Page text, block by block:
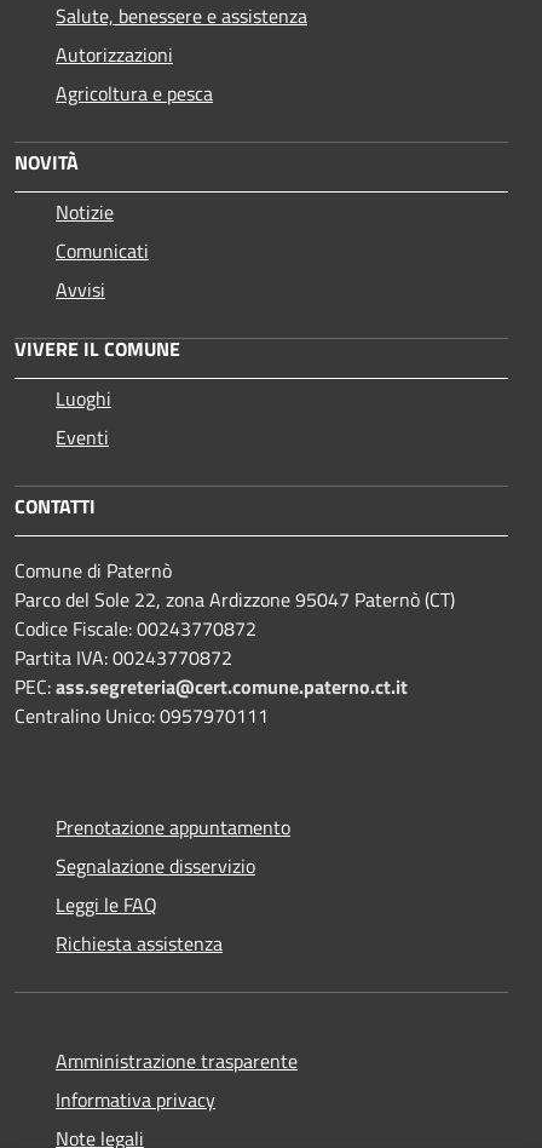
Salute, benessere e assistenza
Autorizzazioni
Agricoltura e pesca
NOVITÀ
Notizie
Comunicati
Avvisi
VIVERE IL COMUNE
Luoghi
Eventi
CONTATTI
Comune di Paternò
Parco del Sole 22, zona Ardizzone 95047 Paternò (CT)
Codice Fiscale: 00243770872
Partita IVA: 00243770872
PEC:ass.segreteria@cert.comune.paterno.ct.it
Centralino Unico: 0957970111
Prenotazione appuntamento
Segnalazione disservizio
Leggi le FAQ
Richiesta assistenza
Amministrazione trasparente
Informativa privacy
Note legali